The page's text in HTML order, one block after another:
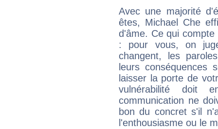
Avec une majorité
êtes, Michael Che
d'âme. Ce qui
: pour vous, on
changent, les
leurs conséquences
laisser la porte de
vulnérabilité doit
communication ne
bon du concret s'il
l'enthousiasme ou le